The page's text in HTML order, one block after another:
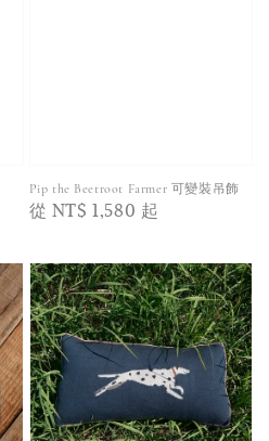
Pip the Beetroot Farmer 可變裝吊飾
Regular
從 NT$ 1,580 起